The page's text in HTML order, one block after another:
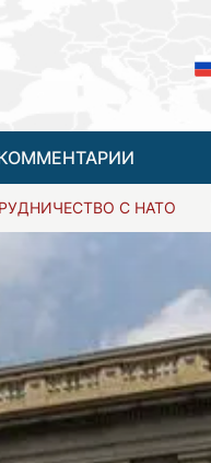
С НАТО